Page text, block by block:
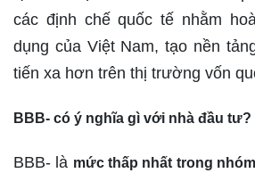
các định chế quốc tế nhằm
dụng của Việt Nam, tạo nền
tiến xa hơn trên thị trường vốn
BBB- có ý nghĩa gì với nhà đầu tư?
BBB- là mức thấp nhất trong